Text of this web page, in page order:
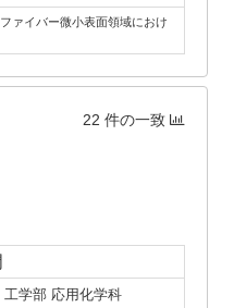
ァイバー微小表面領域におけ
22 件の一致
学部 応用化学科